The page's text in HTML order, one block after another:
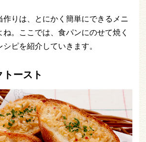
作りは、とにかく簡単にできるメニ
。ここでは、食パンにのせて焼く
ピを紹介していきます。
ースト